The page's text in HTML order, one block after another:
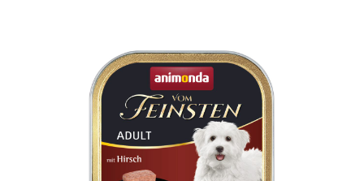
Bildergalerie überspringen